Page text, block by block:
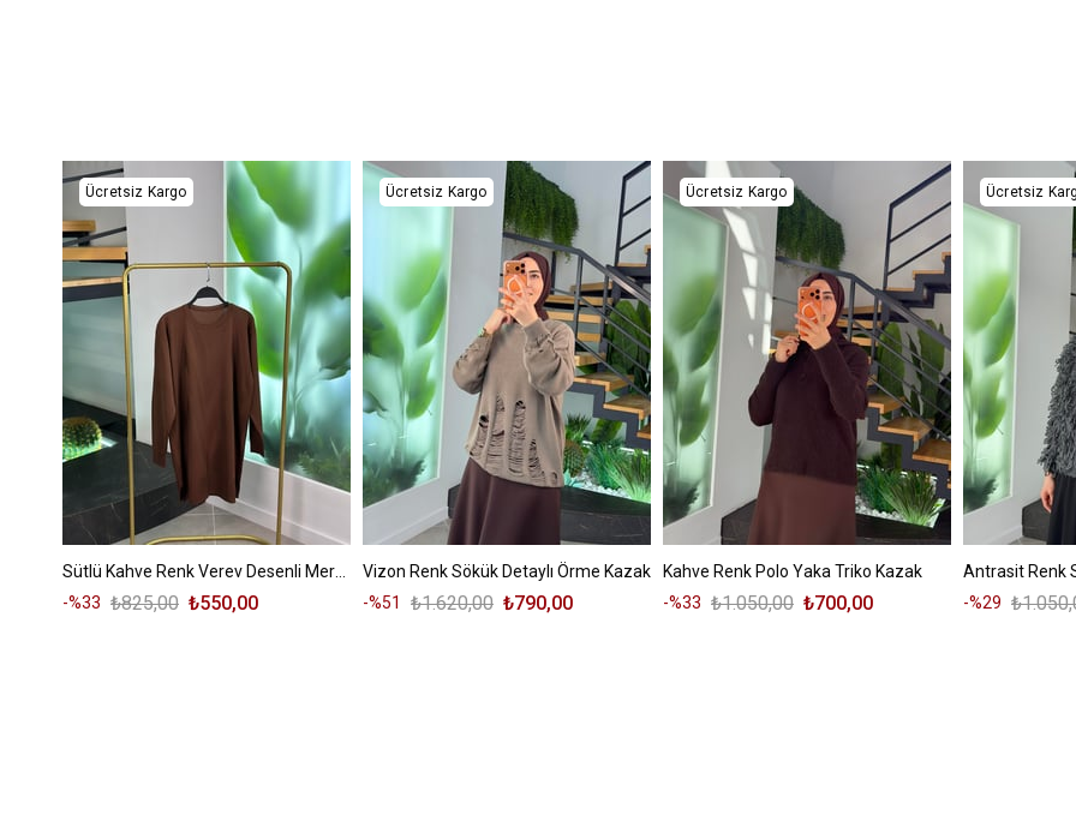
%33
₺550,00
₺825,00
Ücretsiz Kargo
Vizon Renk Sökük Detaylı Örme Kazak
%51
₺790,00
₺1.620,00
Ücretsiz Kargo
Kahve Renk Polo Yaka Triko Kazak
%33
₺700,00
₺1.050,00
Ücretsiz Kargo
Antrasit Renk
%29
Ücretsiz